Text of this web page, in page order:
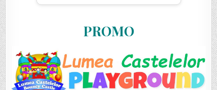
PROMO